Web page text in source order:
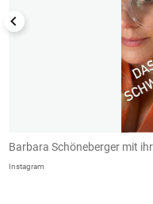
Barbara Schöneberger mit
Instagram